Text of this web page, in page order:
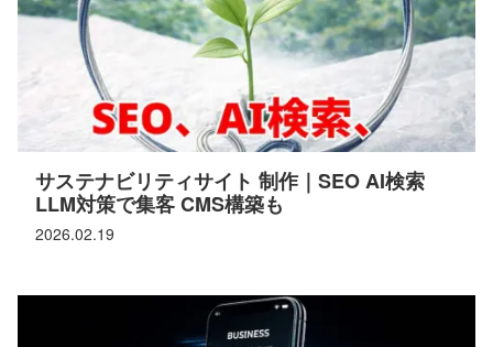
2026.02.19
サステナビリティサイト 制作｜SEO AI検索
LLM対策で集客 CMS構築も